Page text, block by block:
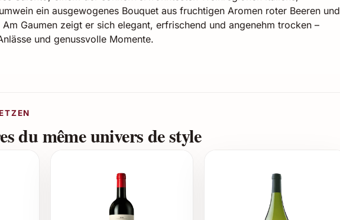
ein ausgewogenes Bouquet aus fruchtigen Aromen roter Beeren und
Gaumen zeigt er sich elegant, erfrischend und angenehm trocken –
und genussvolle Momente.
mineralisch, ausgewogen und lebendig
(Brut), ideal als Aperitif oder Begleiter zu leichten Speisen
Verwendung
und Jubiläen
wie Hochzeiten und Taufen
du même univers de style